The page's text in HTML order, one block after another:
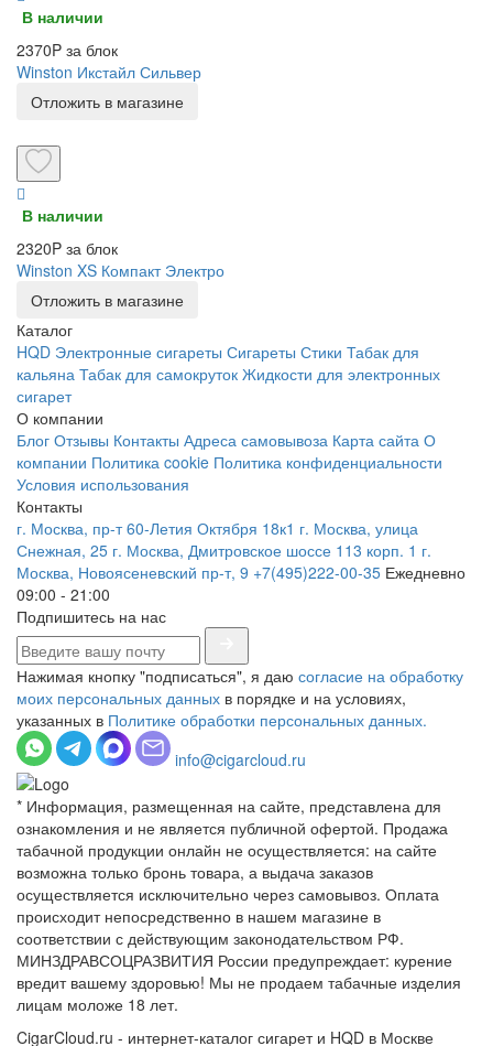
В наличии
2370P за блок
Winston Икстайл Сильвер
Отложить в магазине
В наличии
2320P за блок
Winston XS Компакт Электро
Отложить в магазине
Каталог
HQD Электронные сигареты Сигареты Стики Табак для
кальяна Табак для самокруток Жидкости для электронных
сигарет
О компании
Блог Отзывы Контакты Адреса самовывоза Карта сайта О
компании Политика cookie Политика конфиденциальности
Условия использования
Контакты
г. Москва, пр-т 60-Летия Октября 18к1 г. Москва, улица
Снежная, 25 г. Москва, Дмитровское шоссе 113 корп. 1 г.
Москва, Новоясеневский пр-т, 9 +7(495)222-00-35 Ежедневно
09:00 - 21:00
Подпишитесь на нас
Нажимая кнопку "подписаться", я даю согласие на обработку
моих персональных данных в порядке и на условиях,
указанных в Политике обработки персональных данных.
info@cigarcloud.ru
* Информация, размещенная на сайте, представлена для
ознакомления и не является публичной офертой. Продажа
табачной продукции онлайн не осуществляется: на сайте
возможна только бронь товара, а выдача заказов
осуществляется исключительно через самовывоз. Оплата
происходит непосредственно в нашем магазине в
соответствии с действующим законодательством РФ.
МИНЗДРАВСОЦРАЗВИТИЯ России предупреждает: курение
вредит вашему здоровью! Мы не продаем табачные изделия
лицам моложе 18 лет.
CigarCloud.ru - интернет-каталог сигарет и HQD в Москве